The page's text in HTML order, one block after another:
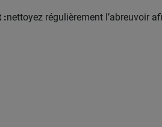
:nettoyez régulièrement l’abreuvoir